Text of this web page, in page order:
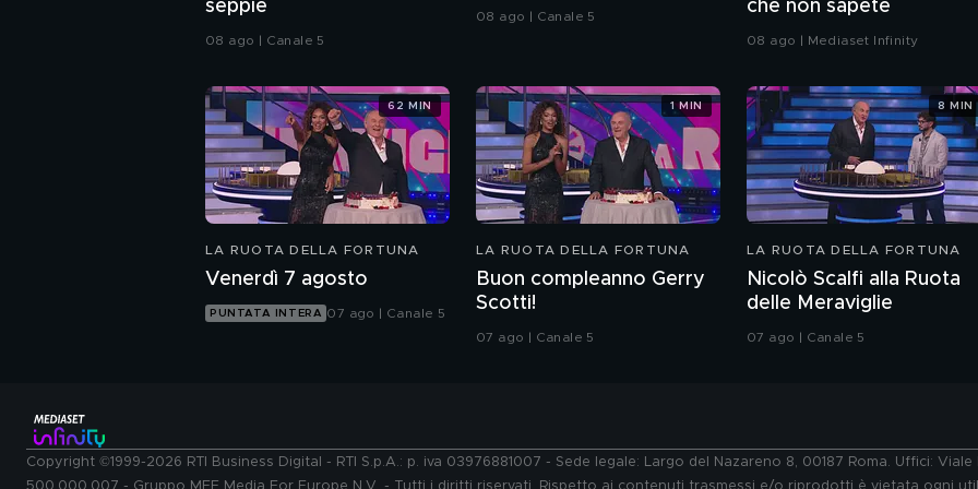
seppie
08 ago | Canale 5
08 ago | Canale 5 che non sapete
08 ago | Mediaset Infinity
LA RUOTA DELLA FORTUNA
Venerdì 7 agosto
PUNTATA INTERA 07 ago | Canale 5
62 MIN
LA RUOTA DELLA FORTUNA
Buon compleanno Gerry
Scotti!
07 ago | Canale 5
1 MIN
LA RUOTA DELLA FORTUNA
Nicolò Scalfi alla Ruota
delle Meraviglie
07 ago | Canale 5
8 MIN
Copyright ©1999-2026 RTI Business Digital - RTI S.p.A.: p. iva 03976881007 - Sede legale: Largo del Nazareno 8, 00187 Roma. Uffici: